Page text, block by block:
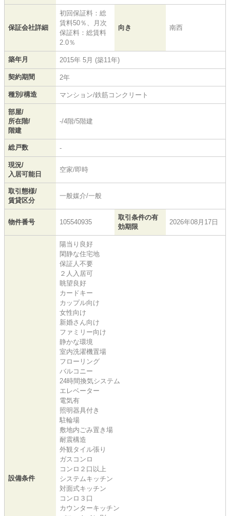
保証会社詳細
初回保証料：総
賃料50％、月次
保証料：総賃料
2.0％
向き 南西
築年月 2015年 5月 (築11年)
契約期間 2年
種別/構造 マンション/鉄筋コンクリート
部屋/
所在階/
階建
-/4階/5階建
総戸数 -
現況/
入居可能日
空家/即時
取引態様/
賃貸区分
一般媒介/一般
物件番号 105540935
取引条件の有
効期限
2026年08月17日
設備条件
陽当り良好
閑静な住宅地
保証人不要
２人入居可
眺望良好
カードキー
カップル向け
女性向け
新婚さん向け
ファミリー向け
静かな環境
室内洗濯機置場
フローリング
バルコニー
24時間換気システム
エレベーター
電気有
照明器具付き
駐輪場
敷地内ごみ置き場
耐震構造
外観タイル張り
ガスコンロ
コンロ２口以上
システムキッチン
対面式キッチン
コンロ３口
カウンターキッチン